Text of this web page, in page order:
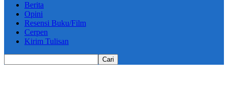
Berita
Opini
Resensi Buku/Film
Cerpen
Kirim Tulisan